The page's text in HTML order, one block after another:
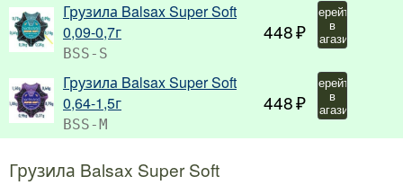
Грузила Balsax Super Soft
0,09-0,7г
BSS-S
448
Перейти
в
магазин
Грузила Balsax Super Soft
0,64-1,5г
BSS-M
448
Перейти
в
магазин
Грузила Balsax Super Soft